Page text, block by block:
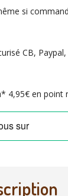
si
CB,
4,95€ en point